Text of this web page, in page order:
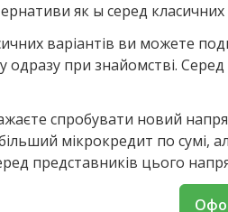
як ы серед
варіантів ви можете
одразу при знайомстві.
спробувати новий
мікрокредит по сумі,
представників цього